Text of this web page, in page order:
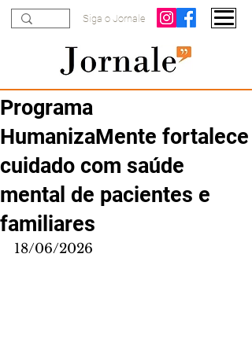
Siga o Jornale
Programa
HumanizaMente fortalece
cuidado com saúde
mental de pacientes e
familiares
18/06/2026